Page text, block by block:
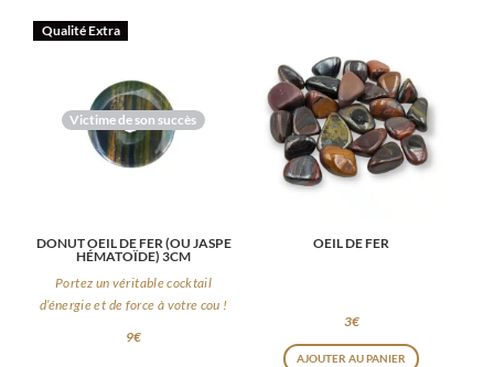
Victime de son succès
Qualité Extra
DONUT OEIL DE FER (OU JASPE
HÉMATOÏDE) 3CM
Portez un véritable cocktail
d’énergie et de force à votre cou !
9€
OEIL DE FER
3€
AJOUTER AU PANIER